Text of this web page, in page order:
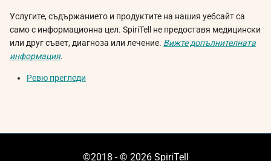
Услугите, съдържанието и продуктите на нашия уебсайт са
само с информационна цел. SpiriTell не предоставя медицински
или друг съвет, диагноза или лечение. Вижте допълнителната
информация.
Ревю прегледи
©2018 - © 2026 SpiriTell